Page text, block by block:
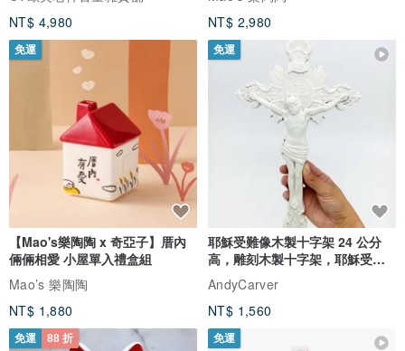
NT$ 4,980
NT$ 2,980
免運
【Mao's樂陶陶 x 奇亞子】厝內
倆倆相愛 小屋單入禮盒組
Mao’s 樂陶陶
NT$ 1,880
免運
耶穌受難像木製十字架 24 公分
高，雕刻木製十字架，耶穌受難
像天主教十字架
AndyCarver
NT$ 1,560
免運 88 折 免運